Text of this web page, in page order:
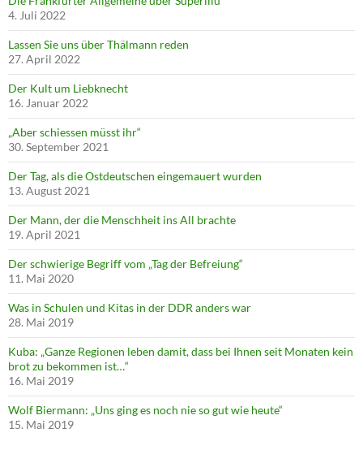
4. Juli 2022
Lassen Sie uns über Thälmann reden
27. April 2022
Der Kult um Liebknecht
16. Januar 2022
„Aber schiessen müsst ihr“
30. September 2021
Der Tag, als die Ostdeutschen eingemauert wurden
13. August 2021
Der Mann, der die Menschheit ins All brachte
19. April 2021
Der schwierige Begriff vom „Tag der Befreiung“
11. Mai 2020
Was in Schulen und Kitas in der DDR anders war
28. Mai 2019
Kuba: „Ganze Regionen leben damit, dass bei Ihnen seit Monaten kein
brot zu bekommen ist…“
16. Mai 2019
Wolf Biermann: „Uns ging es noch nie so gut wie heute“
15. Mai 2019